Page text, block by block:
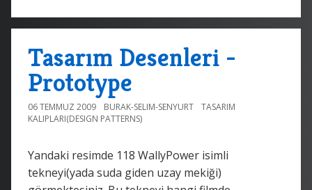
Tasarım Desenleri -
Prototype
06 TEMMUZ 2009 BURAK-SELIM-SENYURT
TASARIM
KALIPLARI(DESIGN PATTERNS)
Yandaki resimde 118 WallyPower isimli
tekneyi(yada suda giden uzay mekiği)